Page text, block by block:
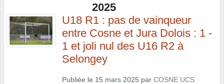
2025
U18 R1 : pas de vainqueur
entre Cosne et Jura Dolois : 1 -
1 et joli nul des U16 R2 à
Selongey
Publiée le 15 mars 2025 par COSNE UCS